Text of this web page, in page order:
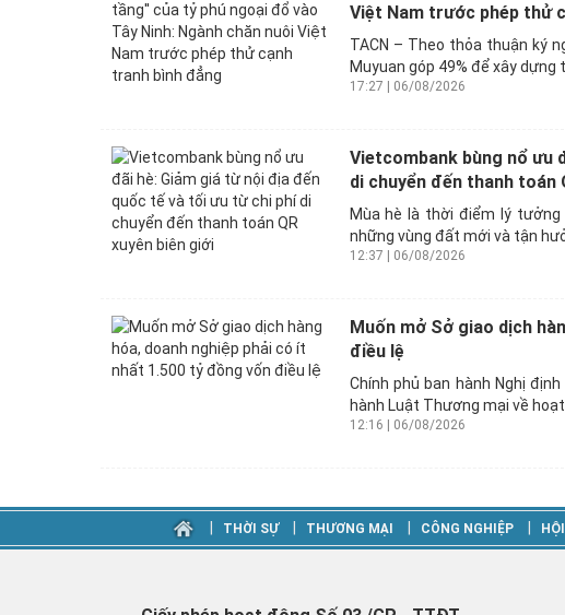
Việt Nam trước phép thử
TACN – Theo thỏa thuận ký
Muyuan góp 49% để xây dựng
17:27 | 06/08/2026
Vietcombank bùng nổ ưu
di chuyển đến thanh toán
Mùa hè là thời điểm lý
những vùng đất mới và tận
12:37 | 06/08/2026
Muốn mở Sở giao dịch
điều lệ
Chính phủ ban hành Nghị
hành Luật Thương mại về hoạt
12:16 | 06/08/2026
‎| THỜI SỰ ‎| THƯƠNG MẠI ‎| CÔNG NGHIỆP ‎|